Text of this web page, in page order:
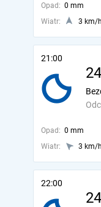
Opad: 0 mm
Wiatr:
3 km/h
21:00
Opad: 0 mm
Wiatr:
3 km/h
22:00